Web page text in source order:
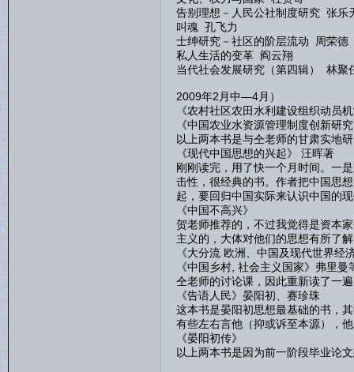
告别理想－人民公社制度研究 张乐
叫魂 孔飞力
士绅研究－社区的阶层流动 周荣德
私人生活的变革 阎云翔
当代社会发展研究（第四辑） 林聚
2009年2月中—4月）
《农村社区农田水利建设组织动员
《中国农业水资源管理制度创新研
以上两本书是与仝老师的甘肃实地
《现代中国思想的兴起》 汪晖著
刚刚读完，用了快一个月时间。一
击性，很经典的书。作者把中国思
起，要回归中国实际来认识中国的
《中国不高兴》
贺老师推荐的，不过我觉得是资本
主义的，大体对他们的思想有所了
《大分流 欧洲、中国及现代世界经
《中国乡村, 社会主义国家》弗里曼
仝老师的讨论课，因此重新读了一
《告语人民》晏阳初、赛珍珠
这本书是晏阳初思想最基础的书，
有些左右言他（抑或诉至本源），
《晏阳初传》
以上两本书是因为前一阶段毕业论